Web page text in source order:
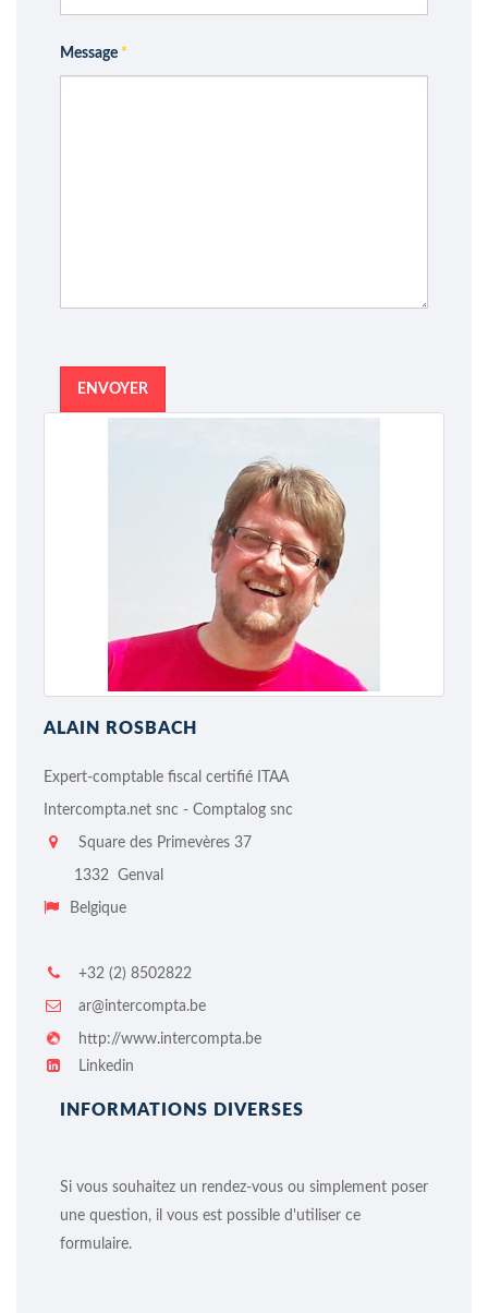
Message *
ENVOYER
ALAIN ROSBACH
Expert-comptable fiscal certifié ITAA
Intercompta.net snc - Comptalog snc
Square des Primevères 37
1332 Genval
Belgique
+32 (2) 8502822
ar@intercompta.be
http://www.intercompta.be
Linkedin
INFORMATIONS DIVERSES
Si vous souhaitez un rendez-vous ou simplement poser
une question, il vous est possible d'utiliser ce
formulaire.